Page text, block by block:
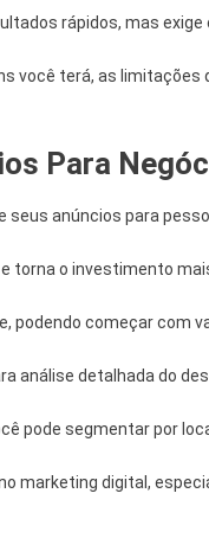
rápidos, mas
você terá, as limitações
Para
seus anúncios para
torna o investimento
podendo começar com
análise detalhada do
pode segmentar por
marketing digital,